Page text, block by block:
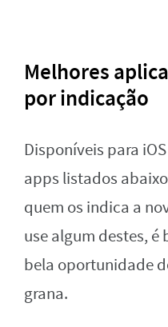
Melhores
por indicação
Disponíveis para
apps listados
quem os indica a
use algum destes, é
bela oportunidade
grana.